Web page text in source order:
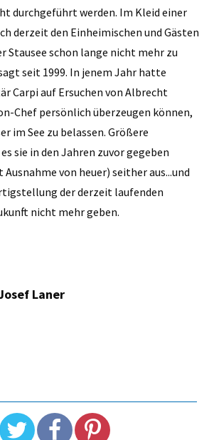
durchgeführt werden. Im Kleid einer
derzeit den Einheimischen und Gästen
Stausee schon lange nicht mehr zu
seit 1999. In jenem Jahr hatte
Carpi auf Ersuchen von Albrecht
Chef persönlich überzeugen können,
im See zu belassen. Größere
sie in den Jahren zuvor gegeben
von heuer) seither aus...und
der derzeit laufenden
nicht mehr geben.
Laner